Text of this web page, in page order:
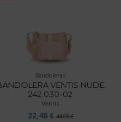
Bandoleras
VENTIS NUDE
242.030-02
Ventis
22,48 € 44,95 €